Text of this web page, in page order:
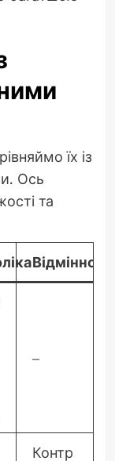
їх із
Ось
та
–
Контр